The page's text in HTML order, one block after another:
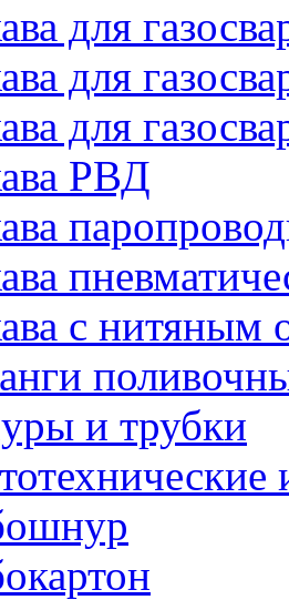
для
для
для
РВД
с нитяным
и трубки